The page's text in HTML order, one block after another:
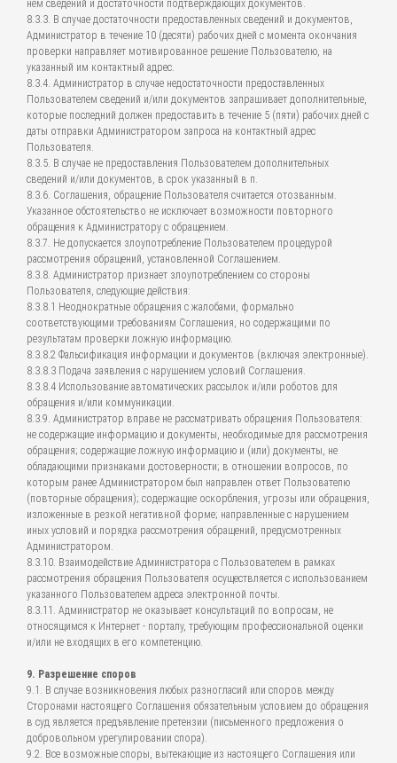
нем сведений и достаточности подтверждающих документов.
8.3.3. В случае достаточности предоставленных сведений и документов,
Администратор в течение 10 (десяти) рабочих дней с момента окончания
проверки направляет мотивированное решение Пользователю, на
указанный им контактный адрес.
8.3.4. Администратор в случае недостаточности предоставленных
Пользователем сведений и/или документов запрашивает дополнительные,
которые последний должен предоставить в течение 5 (пяти) рабочих дней с
даты отправки Администратором запроса на контактный адрес
Пользователя.
8.3.5. В случае не предоставления Пользователем дополнительных
сведений и/или документов, в срок указанный в п.
8.3.6. Соглашения, обращение Пользователя считается отозванным.
Указанное обстоятельство не исключает возможности повторного
обращения к Администратору с обращением.
8.3.7. Не допускается злоупотребление Пользователем процедурой
рассмотрения обращений, установленной Соглашением.
8.3.8. Администратор признает злоупотреблением со стороны
Пользователя, следующие действия:
8.3.8.1 Неоднократные обращения с жалобами, формально
соответствующими требованиям Соглашения, но содержащими по
результатам проверки ложную информацию.
8.3.8.2 Фальсификация информации и документов (включая электронные).
8.3.8.3 Подача заявления с нарушением условий Соглашения.
8.3.8.4 Использование автоматических рассылок и/или роботов для
обращения и/или коммуникации.
8.3.9. Администратор вправе не рассматривать обращения Пользователя:
не содержащие информацию и документы, необходимые для рассмотрения
обращения; содержащие ложную информацию и (или) документы, не
обладающими признаками достоверности; в отношении вопросов, по
которым ранее Администратором был направлен ответ Пользователю
(повторные обращения); содержащие оскорбления, угрозы или обращения,
изложенные в резкой негативной форме; направленные с нарушением
иных условий и порядка рассмотрения обращений, предусмотренных
Администратором.
8.3.10. Взаимодействие Администратора с Пользователем в рамках
рассмотрения обращения Пользователя осуществляется с использованием
указанного Пользователем адреса электронной почты.
8.3.11. Администратор не оказывает консультаций по вопросам, не
относящимся к Интернет - порталу, требующим профессиональной оценки
и/или не входящих в его компетенцию.
9. Разрешение споров
9.1. В случае возникновения любых разногласий или споров между
Сторонами настоящего Соглашения обязательным условием до обращения
в суд является предъявление претензии (письменного предложения о
добровольном урегулировании спора).
9.2. Все возможные споры, вытекающие из настоящего Соглашения или